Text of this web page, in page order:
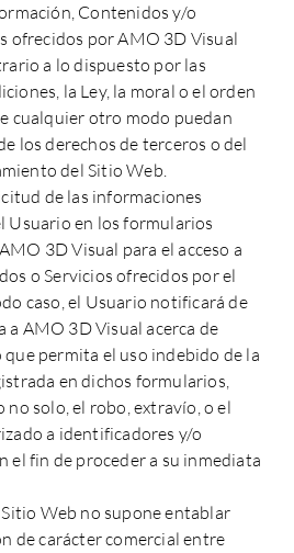
Contenidos y/o
ofrecidos por AMO 3D Visual
a lo dispuesto por las
la Ley, la moral o el orden
cualquier otro modo puedan
los derechos de terceros o del
del Sitio Web.
de las informaciones
Usuario en los formularios
3D Visual para el acceso a
o Servicios ofrecidos por el
caso, el Usuario notificará de
a AMO 3D Visual acerca de
permita el uso indebido de la
en dichos formularios,
no solo, el robo, extravío, o el
a identificadores y/o
el fin de proceder a su inmediata
Sitio Web no supone entablar
de carácter comercial entre